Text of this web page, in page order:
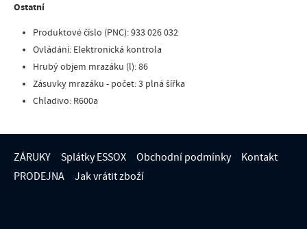
Ostatní
Produktové číslo (PNC): 933 026 032
Ovládání: Elektronická kontrola
Hrubý objem mrazáku (l): 86
Zásuvky mrazáku - počet: 3 plná šířka
Chladivo: R600a
ZÁRUKY Splátky ESSOX Obchodní podmínky
Kontakt
PRODEJNA
Jak vrátit zboží